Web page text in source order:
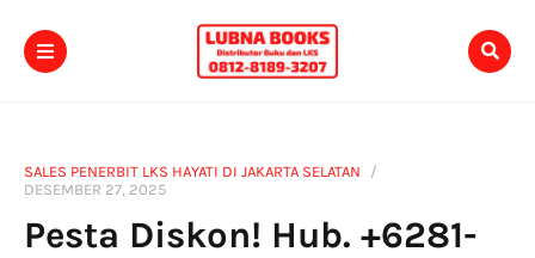
SALES PENERBIT LKS HAYATI DI JAKARTA SELATAN
DESEMBER 27, 2025
Pesta Diskon! Hub. +6281-